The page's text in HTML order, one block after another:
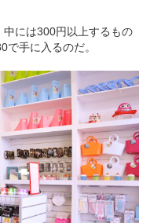
には300円以上するもの
で手に入るのだ。